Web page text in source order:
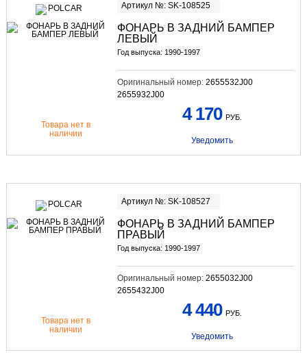
Артикул №: SK-108525
ФОНАРЬ В ЗАДНИЙ БАМПЕР
ЛЕВЫЙ
Год выпуска: 1990-1997
Оригинальный номер: 2655532J00
2655932J00
Товара нет в
наличии
4 170 РУБ.
Уведомить
Артикул №: SK-108527
ФОНАРЬ В ЗАДНИЙ БАМПЕР
ПРАВЫЙ
Год выпуска: 1990-1997
Оригинальный номер: 2655032J00
2655432J00
Товара нет в
наличии
4 440 РУБ.
Уведомить